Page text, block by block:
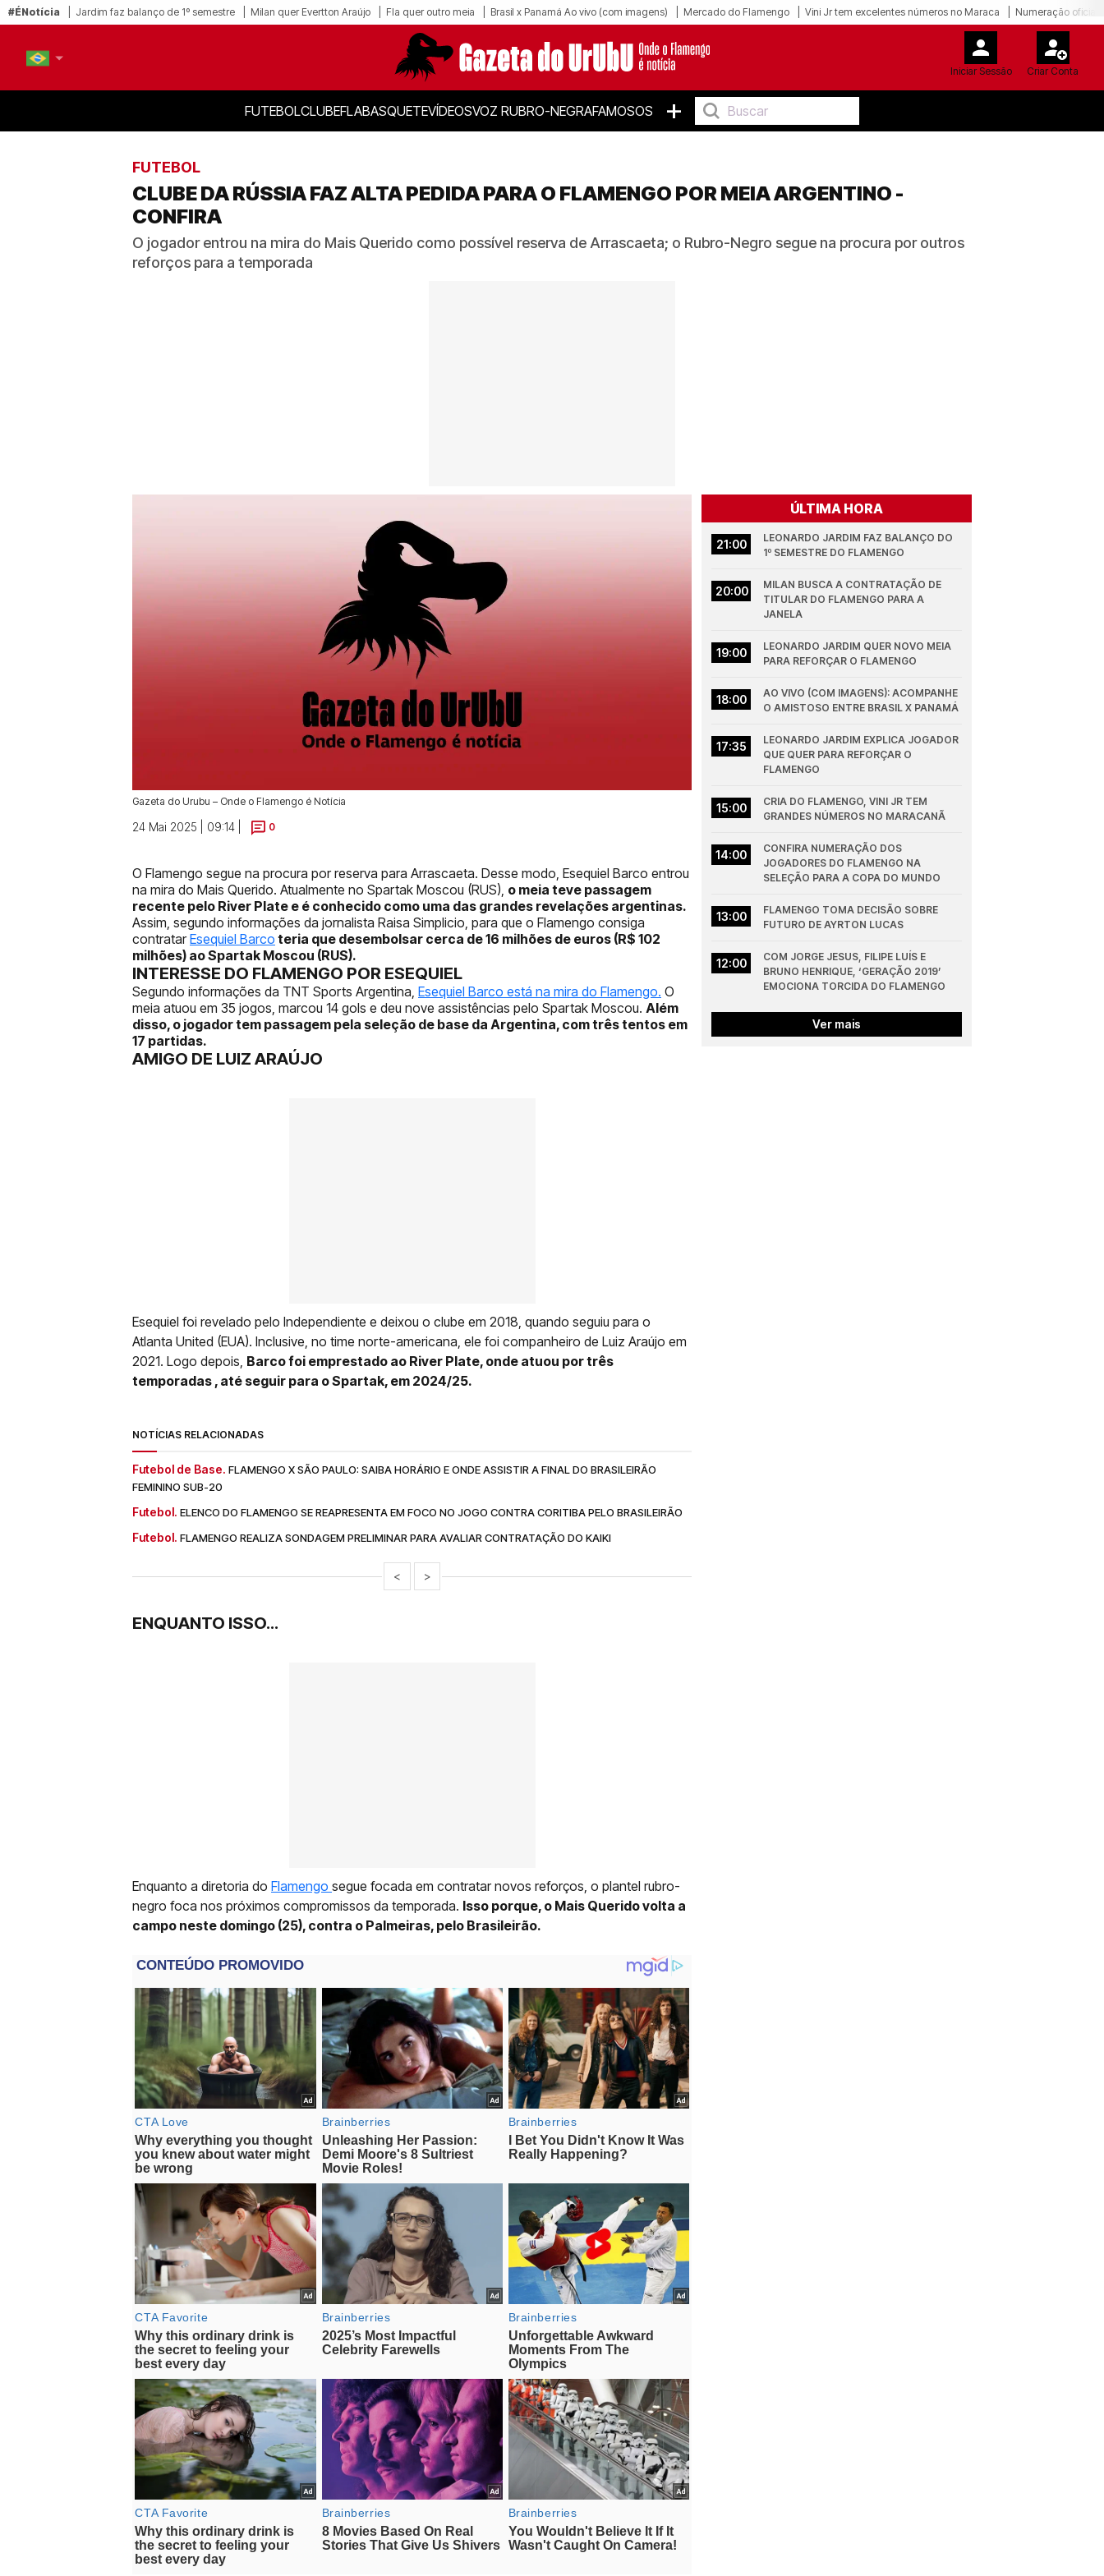
#ÉNotícia Jardim faz balanço de 1º semestre Milan quer Evertton Araújo Fla quer outro meia Brasil x Panamá Ao vivo (com imagens) Mercado do Flamengo Vini Jr tem excelentes números no Maraca Numeração oficial
Iniciar Sessão Criar Conta
FUTEBOLCLUBEFLABASQUETEVÍDEOSVOZ RUBRO-NEGRAFAMOSOS +
FUTEBOL
CLUBE DA RÚSSIA FAZ ALTA PEDIDA PARA O FLAMENGO POR MEIA ARGENTINO -
CONFIRA
O jogador entrou na mira do Mais Querido como possível reserva de Arrascaeta; o Rubro-Negro segue na procura por outros
reforços para a temporada
Gazeta do Urubu – Onde o Flamengo é Notícia
24 Mai 2025 | 09:14 | 0
O Flamengo segue na procura por reserva para Arrascaeta. Desse modo, Esequiel Barco entrou
na mira do Mais Querido. Atualmente no Spartak Moscou (RUS), o meia teve passagem
recente pelo River Plate e é conhecido como uma das grandes revelações argentinas.
Assim, segundo informações da jornalista Raisa Simplicio, para que o Flamengo consiga
contratarEsequiel Barco teria que desembolsar cerca de 16 milhões de euros (R$ 102
milhões) ao Spartak Moscou (RUS).
INTERESSE DO FLAMENGO POR ESEQUIEL
Segundo informações da TNT Sports Argentina, Esequiel Barco está na mira do Flamengo. O
meia atuou em 35 jogos, marcou 14 gols e deu nove assistências pelo Spartak Moscou. Além
disso, o jogador tem passagem pela seleção de base da Argentina, com três tentos em
17 partidas.
AMIGO DE LUIZ ARAÚJO
Esequiel foi revelado pelo Independiente e deixou o clube em 2018, quando seguiu para o
Atlanta United (EUA). Inclusive, no time norte-americana, ele foi companheiro de Luiz Araújo em
2021. Logo depois, Barco foi emprestado ao River Plate, onde atuou por três
temporadas , até seguir para o Spartak, em 2024/25.
NOTÍCIAS RELACIONADAS
Futebol de Base. FLAMENGO X SÃO PAULO: SAIBA HORÁRIO E ONDE ASSISTIR A FINAL DO BRASILEIRÃO
FEMININO SUB-20
Futebol. ELENCO DO FLAMENGO SE REAPRESENTA EM FOCO NO JOGO CONTRA CORITIBA PELO BRASILEIRÃO
Futebol. FLAMENGO REALIZA SONDAGEM PRELIMINAR PARA AVALIAR CONTRATAÇÃO DO KAIKI
< >
ENQUANTO ISSO...
Enquanto a diretoria do Flamengo segue focada em contratar novos reforços, o plantel rubro-
negro foca nos próximos compromissos da temporada. Isso porque, o Mais Querido volta a
campo neste domingo (25), contra o Palmeiras, pelo Brasileirão.
ÚLTIMA HORA
21:00
LEONARDO JARDIM FAZ BALANÇO DO
1º SEMESTRE DO FLAMENGO
20:00
MILAN BUSCA A CONTRATAÇÃO DE
TITULAR DO FLAMENGO PARA A
JANELA
19:00
LEONARDO JARDIM QUER NOVO MEIA
PARA REFORÇAR O FLAMENGO
18:00
AO VIVO (COM IMAGENS): ACOMPANHE
O AMISTOSO ENTRE BRASIL X PANAMÁ
17:35
LEONARDO JARDIM EXPLICA JOGADOR
QUE QUER PARA REFORÇAR O
FLAMENGO
15:00
CRIA DO FLAMENGO, VINI JR TEM
GRANDES NÚMEROS NO MARACANÃ
14:00
CONFIRA NUMERAÇÃO DOS
JOGADORES DO FLAMENGO NA
SELEÇÃO PARA A COPA DO MUNDO
13:00
FLAMENGO TOMA DECISÃO SOBRE
FUTURO DE AYRTON LUCAS
12:00
COM JORGE JESUS, FILIPE LUÍS E
BRUNO HENRIQUE, ‘GERAÇÃO 2019’
EMOCIONA TORCIDA DO FLAMENGO
Ver mais